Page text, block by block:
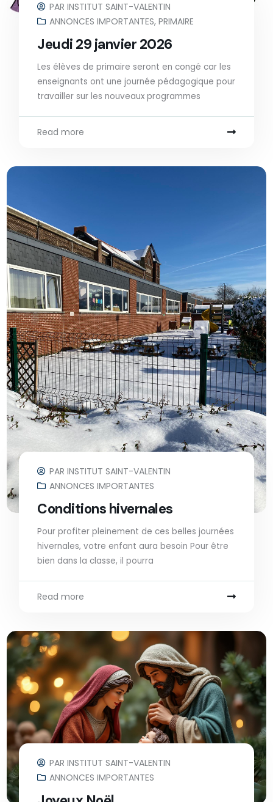
PARINSTITUT SAINT-VALENTIN
ANNONCES IMPORTANTES,PRIMAIRE
Jeudi 29 janvier 2026
Les élèves de primaire seront en congé car les
enseignants ont une journée pédagogique pour
travailler sur les nouveaux programmes
Read more
PARINSTITUT SAINT-VALENTIN
ANNONCES IMPORTANTES
Conditions hivernales
Pour profiter pleinement de ces belles journées
hivernales, votre enfant aura besoin Pour être
bien dans la classe, il pourra
Read more
PARINSTITUT SAINT-VALENTIN
ANNONCES IMPORTANTES